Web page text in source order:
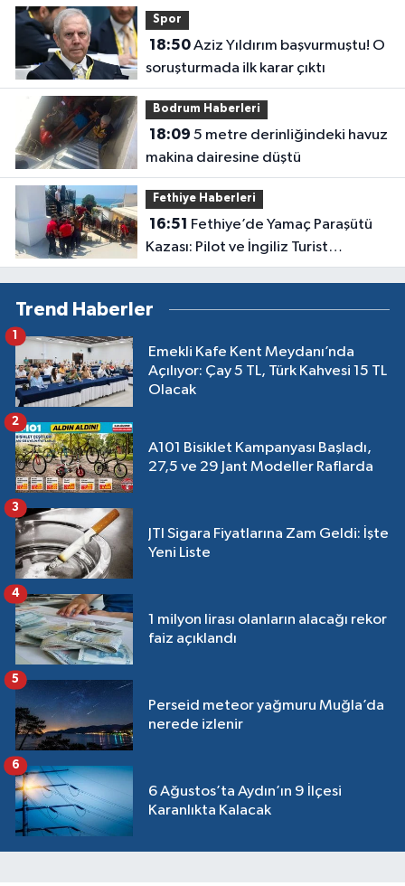
Spor
18:50Aziz Yıldırım başvurmuştu! O
soruşturmada ilk karar çıktı
Bodrum Haberleri
18:09
makina dairesine düştü
Fethiye Haberleri
16:51
Kazası: Pilot ve İngiliz Turist
Yaralandı
Trend Haberler
Emekli Kafe Kent Meydanı’nda
Açılıyor: Çay 5 TL, Türk Kahvesi 15 TL
Olacak
1
A101 Bisiklet Kampanyası Başladı,
27,5 ve 29 Jant Modeller Raflarda
2
JTI Sigara Fiyatlarına Zam Geldi: İşte
Yeni Liste
3
1 milyon lirası olanların alacağı rekor
faiz açıklandı
4
Perseid meteor yağmuru Muğla’da
nerede izlenir
5
6 Ağustos’ta Aydın’ın 9 İlçesi
Karanlıkta Kalacak
6